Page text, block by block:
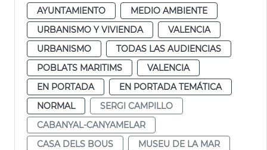
AYUNTAMIENTO
MEDIO AMBIENTE
URBANISMO Y VIVIENDA
VALENCIA
URBANISMO
TODAS LAS AUDIENCIAS
POBLATS MARITIMS
VALENCIA
EN PORTADA
EN PORTADA TEMÁTICA
NORMAL
SERGI CAMPILLO
CABANYAL-CANYAMELAR
CASA DELS BOUS
MUSEU DE LA MAR